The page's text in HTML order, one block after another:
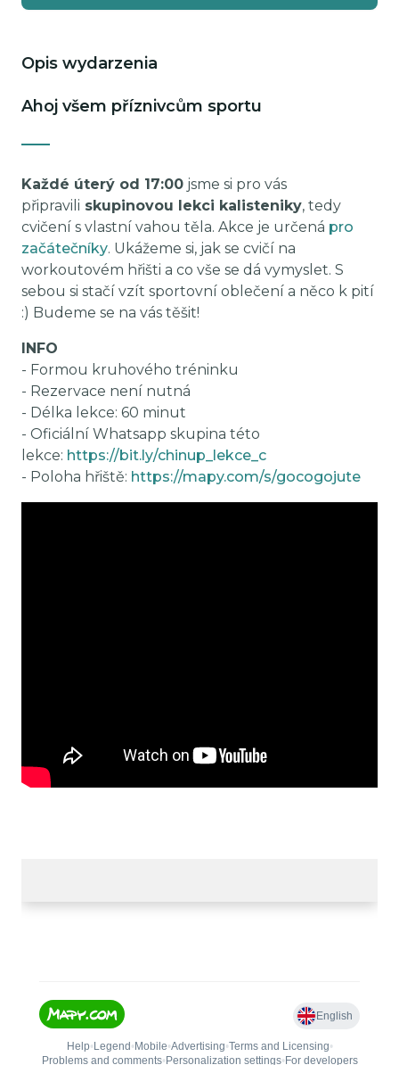
Opis wydarzenia
Ahoj všem příznivcům sportu
Každé úterý od 17:00 jsme si pro vás
připravili skupinovou lekci kalisteniky, tedy
cvičení s vlastní vahou těla. Akce je určená pro
začátečníky. Ukážeme si, jak se cvičí na
workoutovém hřišti a co vše se dá vymyslet. S
sebou si stačí vzít sportovní oblečení a něco k pití
:) Budeme se na vás těšit!
INFO
- Formou kruhového tréninku
- Rezervace není nutná
- Délka lekce: 60 minut
- Oficiální Whatsapp skupina této
lekce: https://bit.ly/chinup_lekce_c
- Poloha hřiště: https://mapy.com/s/gocogojute